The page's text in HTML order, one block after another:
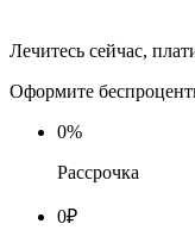
Лечитесь сейчас,
Оформите
0%
Рассрочка
0₽